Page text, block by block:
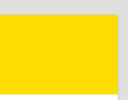
г, Фрунзе ул,